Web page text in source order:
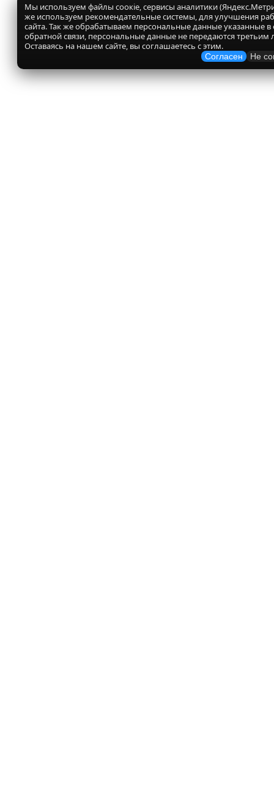
Мы используем файлы соокіе, сервисы аналитики
же используем рекомендательные системы, для улучшения
сайта. Так же обрабатываем персональные данные указанные
обратной связи, персональные данные не передаются третьим
Оставаясь на нашем сайте, вы соглашаетесь с этим.
Согласен Не